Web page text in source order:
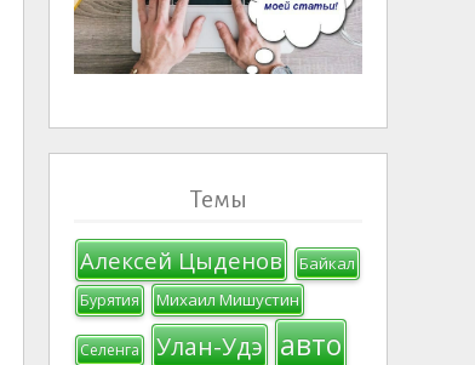
Темы
Алексей Цыденов Байкал
Бурятия Михаил Мишустин
Селенга Улан-Удэ авто